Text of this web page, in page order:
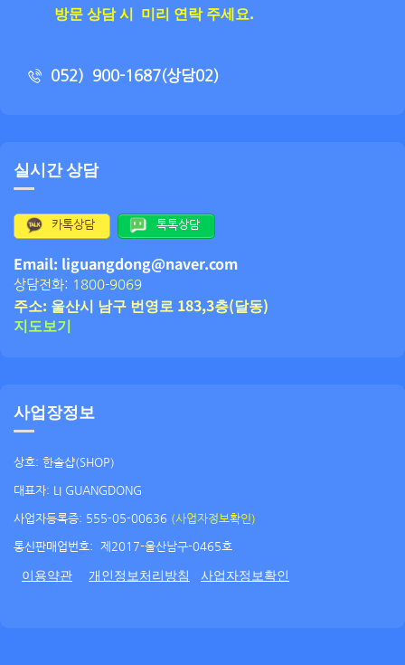
방문 상담 시 미리 연락 주세요.
052）900-1687(상담02)
실시간 상담
카톡상담 톡톡상담
Email: liguangdong@naver.com
상담전화: 1800-9069
주소: 울산시 남구 번영로 183,3층(달동)
지도보기
사업장정보
상호: 한솔샵(SHOP)
대표자: LI GUANGDONG
사업자등록증: 555-05-00636 (사업자정보확인)
통신판매업번호: 제2017-울산남구-0465호
이용약관 개인정보처리방침 사업자정보확인